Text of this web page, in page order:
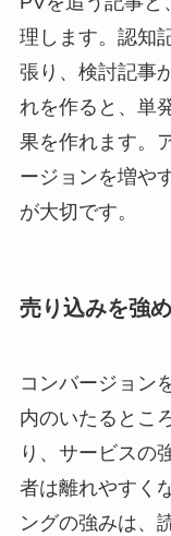
理します。認知
張り、検討記事
れを作ると、単
果を作れます。
ージョンを増や
が大切です。
売り込みを強
コンバージョン
内のいたるとこ
り、サービスの
者は離れやすく
ングの強みは、